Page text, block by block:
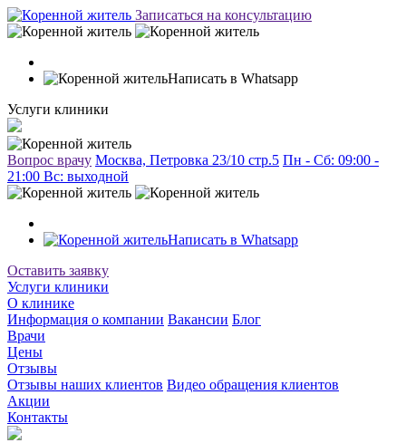
Записаться на консультацию
Написать в Whatsapp
Услуги клиники
Вопрос врачу Москва, Петровка 23/10 стр.5 Пн - Сб: 09:00 -
21:00 Вc: выходной
Написать в Whatsapp
Оставить заявку
Услуги клиники
О клинике
Информация о компании Вакансии Блог
Врачи
Цены
Отзывы
Отзывы наших клиентов Видео обращения клиентов
Акции
Контакты